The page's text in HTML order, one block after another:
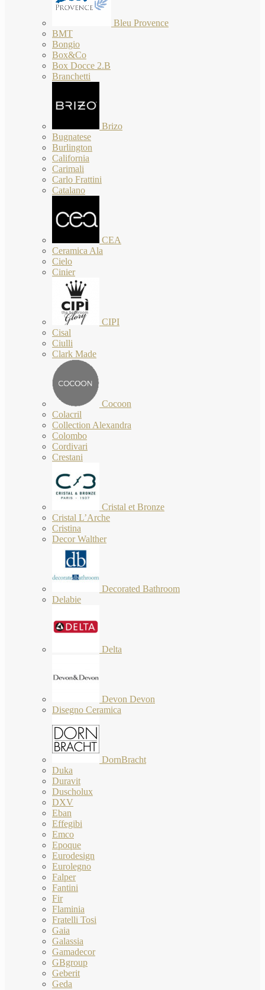
Bleu Provence
BMT
Bongio
Box&Co
Box Docce 2.B
Branchetti
Brizo
Bugnatese
Burlington
California
Carimali
Carlo Frattini
Catalano
CEA
Ceramica Ala
Cielo
Cinier
CIPI
Cisal
Ciulli
Clark Made
Cocoon
Colacril
Collection Alexandra
Colombo
Cordivari
Crestani
Cristal et Bronze
Cristal L’Arche
Cristina
Decor Walther
Decorated Bathroom
Delabie
Delta
Devon Devon
Disegno Ceramica
DornBracht
Duka
Duravit
Duscholux
DXV
Eban
Effegibi
Emco
Epoque
Eurodesign
Eurolegno
Falper
Fantini
Fir
Flaminia
Fratelli Tosi
Gaia
Galassia
Gamadecor
GBgroup
Geberit
Geda